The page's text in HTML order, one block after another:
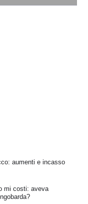
aumenti e incasso
mi costi: aveva